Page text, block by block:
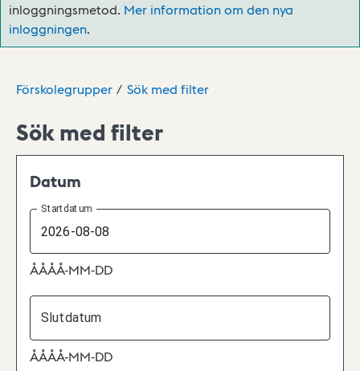
inloggningsmetod. Mer information om den nya
inloggningen.
Förskolegrupper Sök med filter
Sök med filter
Datum
Datum
Startdatum
ÅÅÅÅ-MM-DD
Slutdatum
ÅÅÅÅ-MM-DD